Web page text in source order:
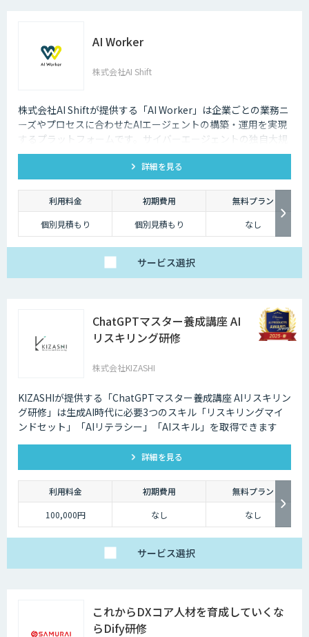
AI Worker
株式会社AI Shift
株式会社AI Shiftが提供する「AI Worker」は企業ごとの業務ニ
ーズやプロセスに合わせたAIエージェントの構築・運用を実現
するプラットフォームです。サイバーエージェントの独自大規
模言語モデルの開発知見と、当社の生成AI導入支援の経験を活
かし開発しました。 当社では、AIエージェントの活用戦略か
ら、導入後の運用や定着まで一気通貫でご支援いたしますの
で、お気軽にご相談ください。
詳細を見る
利用料金 初期費用
無料プラン
個別見積もり
個別見積もり なし
サービス選択
ChatGPTマスター養成講座 AI
リスキリング研修
株式会社KIZASHI
KIZASHIが提供する「ChatGPTマスター養成講座 AIリスキリン
グ研修」は生成AI時代に必要3つのスキル「リスキリングマイ
ンドセット」「AIリテラシー」「AIスキル」を取得できます
詳細を見る
利用料金 初期費用
無料プラン
100,000円
なし なし
サービス選択
これからDXコア人材を育成していくな
らDify研修